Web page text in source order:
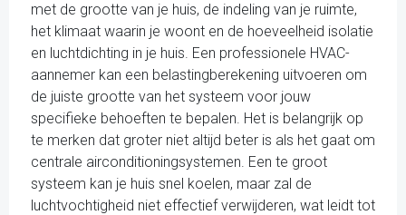
met de grootte van je huis, de indeling van je ruimte,
het klimaat waarin je woont en de hoeveelheid isolatie
en luchtdichting in je huis. Een professionele HVAC-
aannemer kan een belastingberekening uitvoeren om
de juiste grootte van het systeem voor jouw
specifieke behoeften te bepalen. Het is belangrijk op
te merken dat groter niet altijd beter is als het gaat om
centrale airconditioningsystemen. Een te groot
systeem kan je huis snel koelen, maar zal de
luchtvochtigheid niet effectief verwijderen, wat leidt tot